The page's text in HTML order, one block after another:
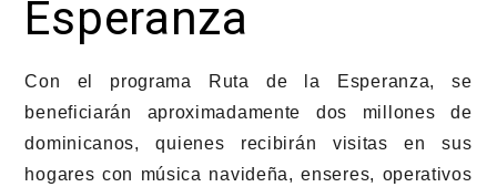
Esperanza
Con el programa Ruta de la Esperanza, se
beneficiarán aproximadamente dos millones de
dominicanos, quienes recibirán visitas en sus
hogares con música navideña, enseres, operativos